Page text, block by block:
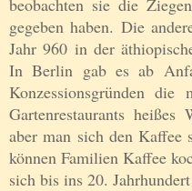
gegeben haben. Die
Jahr 960 in der
In Berlin gab es ab
Konzessionsgründen die
Gartenrestaurants heißes
aber man sich den Kaffee
können Familien Kaffee
sich bis ins 20.